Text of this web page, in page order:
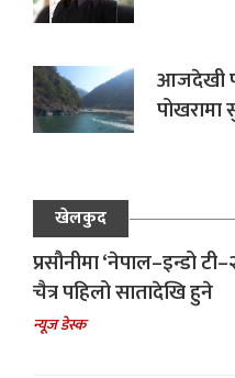
आजदेखी
खेलकुद
प्रसौनीमा ‘नेपाल–इन्डो
चैत्र पहिलो सातादेखि हुने
न्यूज डेस्क